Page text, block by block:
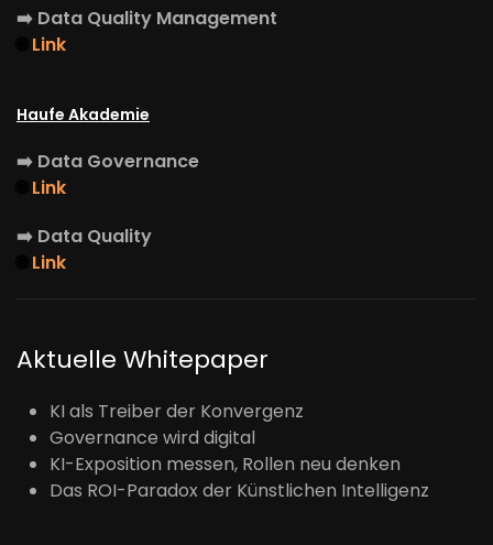
➡️ Data Quality Management
Link
Haufe Akademie
➡️ Data Governance
Link
➡️ Data Quality
Link
Aktuelle Whitepaper
KI als Treiber der Konvergenz
Governance wird digital
KI-Exposition messen, Rollen neu denken
Das ROI-Paradox der Künstlichen Intelligenz